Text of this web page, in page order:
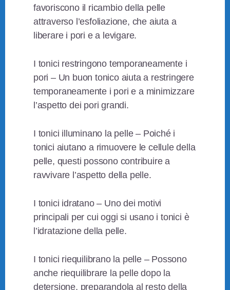
favoriscono il ricambio della pelle
attraverso l’esfoliazione, che aiuta a
liberare i pori e a levigare.
I tonici restringono temporaneamente i
pori – Un buon tonico aiuta a restringere
temporaneamente i pori e a minimizzare
l’aspetto dei pori grandi.
I tonici illuminano la pelle – Poiché i
tonici aiutano a rimuovere le cellule della
pelle, questi possono contribuire a
ravvivare l’aspetto della pelle.
I tonici idratano – Uno dei motivi
principali per cui oggi si usano i tonici è
l’idratazione della pelle.
I tonici riequilibrano la pelle – Possono
anche riequilibrare la pelle dopo la
detersione, preparandola al resto della